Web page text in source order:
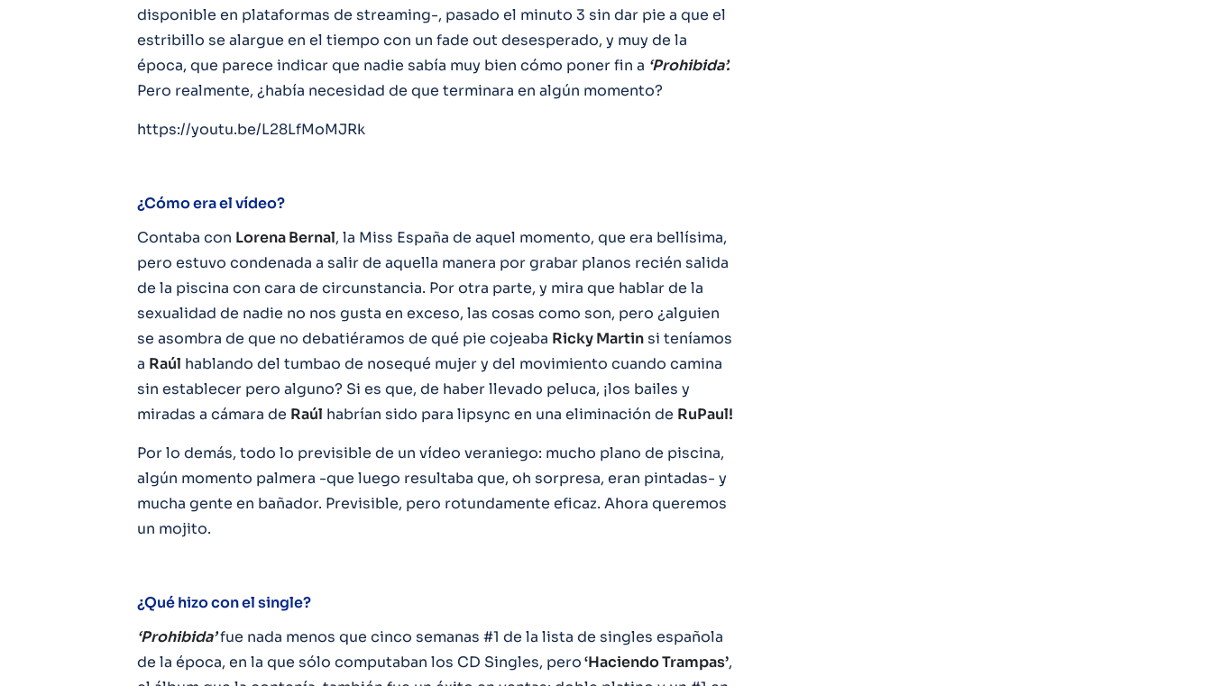
disponible en plataformas de streaming-, pasado el minuto 3 sin dar pie a que el
estribillo se alargue en el tiempo con un fade out desesperado, y muy de la
época, que parece indicar que nadie sabía muy bien cómo poner fin a ‘Prohibida’.
Pero realmente, ¿había necesidad de que terminara en algún momento?
https://youtu.be/L28LfMoMJRk
¿Cómo era el vídeo?
Contaba con Lorena Bernal, la Miss España de aquel momento, que era bellísima,
pero estuvo condenada a salir de aquella manera por grabar planos recién salida
de la piscina con cara de circunstancia. Por otra parte, y mira que hablar de la
sexualidad de nadie no nos gusta en exceso, las cosas como son, pero ¿alguien
se asombra de que no debatiéramos de qué pie cojeaba Ricky Martinsi teníamos
a Raúl hablando del tumbao de nosequé mujer y del movimiento cuando camina
sin establecer pero alguno? Si es que, de haber llevado peluca, ¡los bailes y
miradas a cámara de Raúl habrían sido para lipsync en una eliminación de RuPaul!
Por lo demás, todo lo previsible de un vídeo veraniego: mucho plano de piscina,
algún momento palmera -que luego resultaba que, oh sorpresa, eran pintadas- y
mucha gente en bañador. Previsible, pero rotundamente eficaz. Ahora queremos
un mojito.
¿Qué hizo con el single?
‘Prohibida’fue nada menos que cinco semanas #1 de la lista de singles española
de la época, en la que sólo computaban los CD Singles, pero‘Haciendo Trampas’,